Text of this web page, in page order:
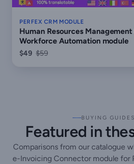
PERFEX CRM MODULE
Human Resources Management
Workforce Automation module
$49 $59
BUYING GUIDES
Featured in
Comparisons from our catalogue
e-Invoicing Connector module for